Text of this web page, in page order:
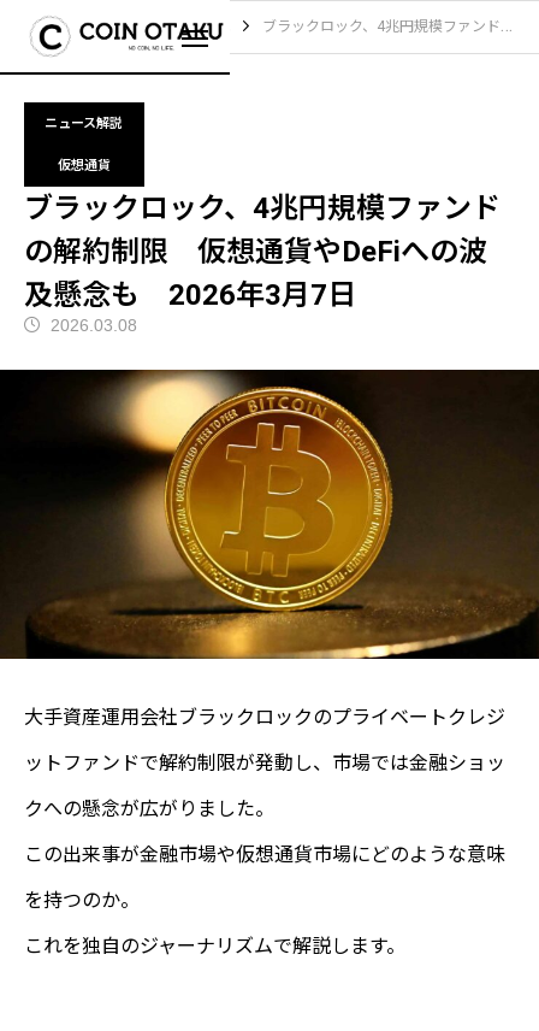
ブログ ニュース解説 ブラックロック、4兆円規模ファンドの解約制限 仮想通貨やDeFiへの波及懸念も 2026年3月7日
ニュース解説
仮想通貨
ブラックロック、4兆円規模ファンド
の解約制限 仮想通貨やDeFiへの波
及懸念も 2026年3月7日
2026.03.08
大手資産運用会社ブラックロックのプライベートクレジ
ットファンドで解約制限が発動し、市場では金融ショッ
クへの懸念が広がりました。
この出来事が金融市場や仮想通貨市場にどのような意味
を持つのか。
これを独自のジャーナリズムで解説します。